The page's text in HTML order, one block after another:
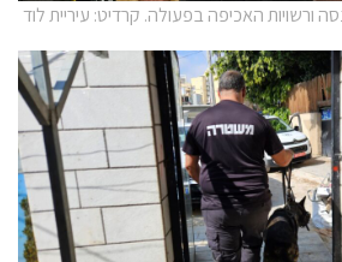
ורשויות האכיפה בפעולה. קרדיט: עיריית לוד